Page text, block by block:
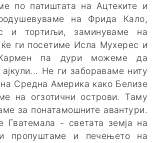
по патиштата на Ацтеките и
на Фрида Кало,
и тортиљи, заминуваме на
ќе ги посетиме Исла Мухерес и
па дури можеме да
Не ги забораваме ниту
Средна Америка како Белизе
на огзотични острови. Таму
за понатамошните авантури.
Гватемала - светата земја на
пропуштаме и печењето на